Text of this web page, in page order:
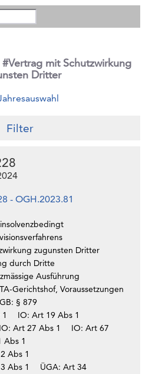
#Vertrag mit Schutzwirkung
Dritter
Filter
- OGH.2023.81
zugunsten Dritter
durch Dritte
Ausführung
Gerichtshof, Voraussetzungen
§ 879
IO: Art 19 Abs 1
IO: Art 27 Abs 1
IO: Art 67
Abs 1
Abs 1
Abs 1
ÜGA: Art 34